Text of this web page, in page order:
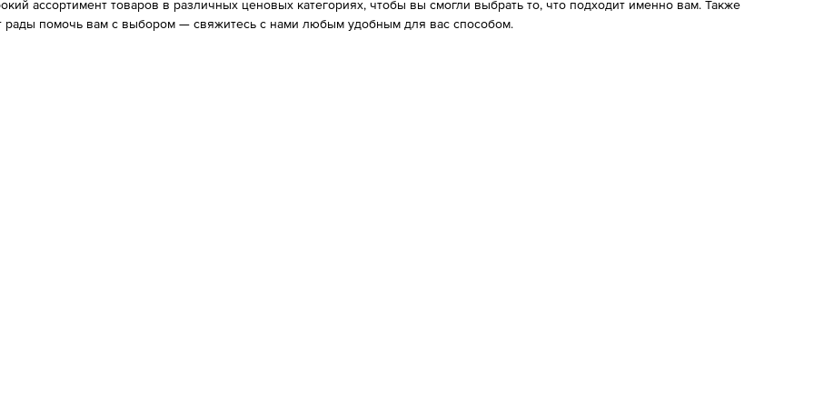
ассортимент товаров в различных ценовых категориях, чтобы вы смогли выбрать то, что подходит именно вам. Также
помочь вам с выбором — свяжитесь с нами любым удобным для вас способом.